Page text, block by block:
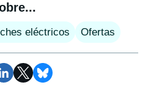
eléctricos Ofertas